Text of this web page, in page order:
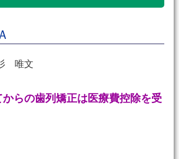
唯文
からの歯列矯正は医療費控除を受